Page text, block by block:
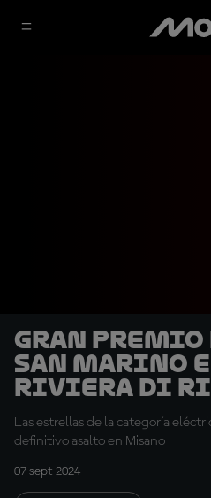
Gran Premio
San Marino
Riviera di
Carrera 2 de
Las estrellas de la categoría
definitivo asalto en Misano
07 sept 2024